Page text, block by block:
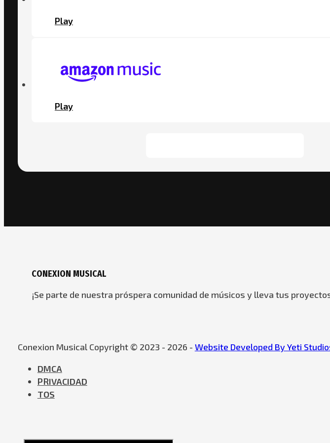
Play
Play
CONEXION MUSICAL
¡Se parte de nuestra próspera comunidad de músicos y lleva tus
Conexion Musical Copyright © 2023 - 2026 - Website Developed By Yeti
DMCA
PRIVACIDAD
TOS